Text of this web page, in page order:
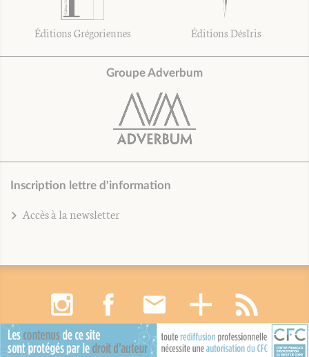
Éditions Grégoriennes Éditions DésIris
Groupe Adverbum
Inscription lettre d'information
Accès à la newsletter